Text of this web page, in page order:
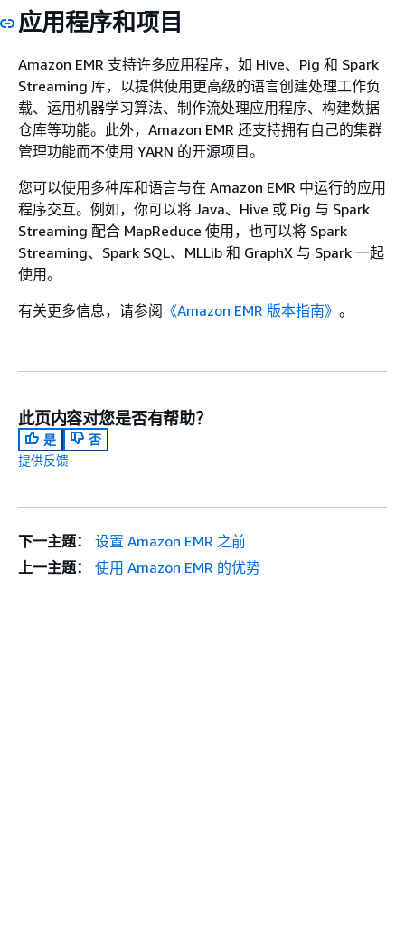
应用程序和项目
Amazon EMR 支持许多应用程序，如 Hive、Pig 和 Spark
Streaming 库，以提供使用更高级的语言创建处理工作负
载、运用机器学习算法、制作流处理应用程序、构建数据
仓库等功能。此外，Amazon EMR 还支持拥有自己的集群
管理功能而不使用 YARN 的开源项目。
您可以使用多种库和语言与在 Amazon EMR 中运行的应用
程序交互。例如，你可以将 Java、Hive 或 Pig 与 Spark
Streaming 配合 MapReduce 使用，也可以将 Spark
Streaming、Spark SQL、MLLib 和 GraphX 与 Spark 一起
使用。
有关更多信息，请参阅 《Amazon EMR 版本指南》 。
此页内容对您是否有帮助？
是
否
提供反馈
下一主题：
设置 Amazon EMR 之前
上一主题：
使用 Amazon EMR 的优势